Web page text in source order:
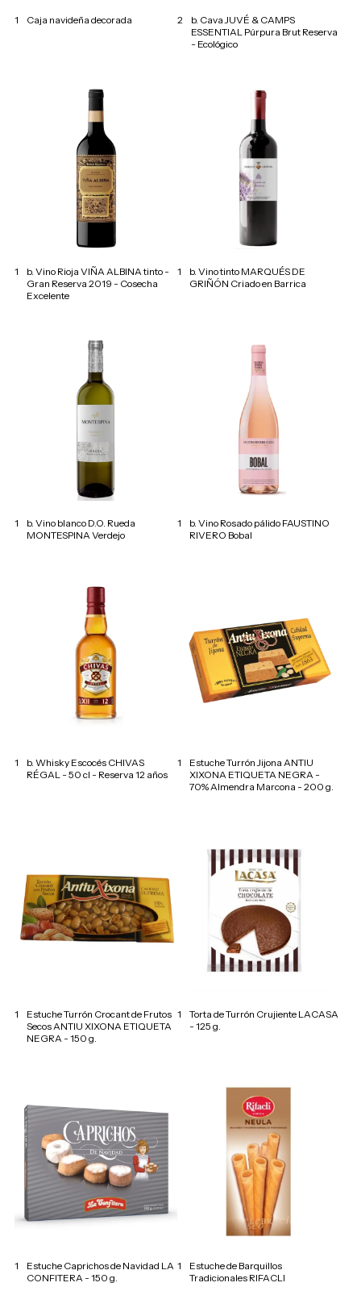
1 Caja navideña decorada 2
b. Cava JUVÉ & CAMPS
ESSENTIAL Púrpura Brut Reserva
- Ecológico
1
b. Vino Rioja VIÑA ALBINA tinto -
Gran Reserva 2019 - Cosecha
Excelente
1
b. Vino tinto MARQUÉS DE
GRIÑÓN Criado en Barrica
1
b. Vino blanco D.O. Rueda
MONTESPINA Verdejo
1
b. Vino Rosado pálido FAUSTINO
RIVERO Bobal
1
b. Whisky Escocés CHIVAS
RÉGAL - 50 cl - Reserva 12 años
1
Estuche Turrón Jijona ANTIU
XIXONA ETIQUETA NEGRA -
70% Almendra Marcona - 200 g.
1
Estuche Turrón Crocant de Frutos
Secos ANTIU XIXONA ETIQUETA
NEGRA - 150 g.
1
Torta de Turrón Crujiente LACASA
- 125 g.
1
Estuche Caprichos de Navidad LA
CONFITERA - 150 g.
1
Estuche de Barquillos
Tradicionales RIFACLI